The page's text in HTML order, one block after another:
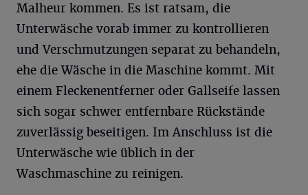
Malheur kommen. Es ist ratsam, die
Unterwäsche vorab immer zu kontrollieren
und Verschmutzungen separat zu behandeln,
ehe die Wäsche in die Maschine kommt. Mit
einem Fleckenentferner oder Gallseife lassen
sich sogar schwer entfernbare Rückstände
zuverlässig beseitigen. Im Anschluss ist die
Unterwäsche wie üblich in der
Waschmaschine zu reinigen.